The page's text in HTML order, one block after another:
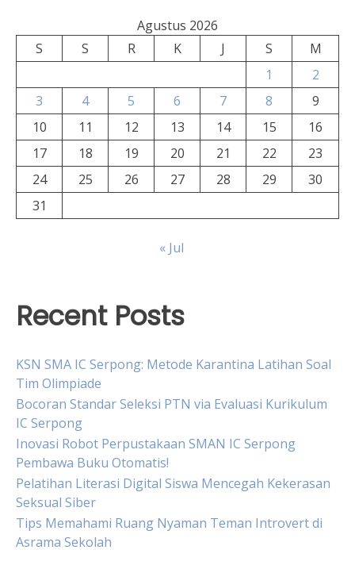
Agustus 2026
S
S R K J S
M
1
2
3
4 5 6 7 8
9
10
11 12 13 14 15
16
17
18 19 20 21 22
23
24
25 26 27 28 29
30
31
« Jul
Recent Posts
KSN SMA IC Serpong: Metode Karantina Latihan Soal
Tim Olimpiade
Bocoran Standar Seleksi PTN via Evaluasi Kurikulum
IC Serpong
Inovasi Robot Perpustakaan SMAN IC Serpong
Pembawa Buku Otomatis!
Pelatihan Literasi Digital Siswa Mencegah Kekerasan
Seksual Siber
Tips Memahami Ruang Nyaman Teman Introvert di
Asrama Sekolah